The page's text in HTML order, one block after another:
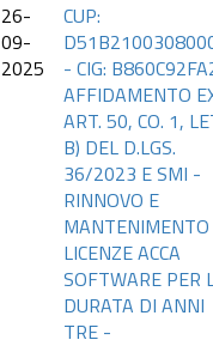
26-
09-
2025
CUP:
- CIG:
AFFIDAMENTO
ART. 50, CO. 1,
B) DEL D.LGS.
36/2023 E SMI -
RINNOVO E
MANTENIMENTO
LICENZE ACCA
SOFTWARE PER
DURATA DI ANNI
TRE -